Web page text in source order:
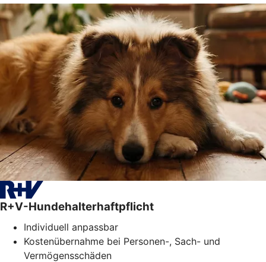
R+V-Hundehalterhaftpflicht
Individuell anpassbar
Kostenübernahme bei Personen-, Sach- und
Vermögensschäden